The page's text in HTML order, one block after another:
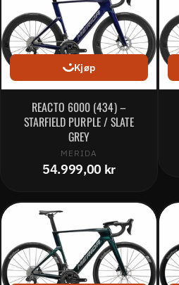
Kjøp
REACTO 6000 (434) –
STARFIELD PURPLE / SLATE
GREY
MERIDA
54.999,00 kr